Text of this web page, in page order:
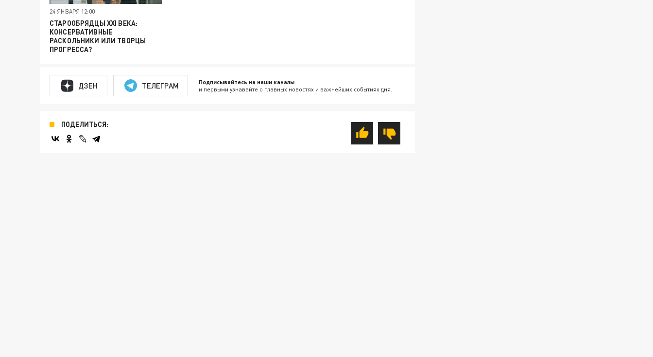
24 ЯНВАРЯ 12:00
СТАРООБРЯДЦЫ XXI ВЕКА:
КОНСЕРВАТИВНЫЕ
РАСКОЛЬНИКИ ИЛИ ТВОРЦЫ
ПРОГРЕССА?
ДЗЕН ТЕЛЕГРАМ Подписывайтесь на наши каналы
и первыми узнавайте о главных новостях и важнейших событиях дня.
ПОДЕЛИТЬСЯ: